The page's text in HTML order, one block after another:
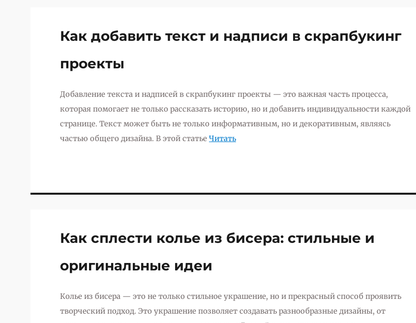
Как добавить текст и надписи в скрапбукинг
проекты
Добавление текста и надписей в скрапбукинг проекты — это важная часть процесса,
которая помогает не только рассказать историю, но и добавить индивидуальности каждой
странице. Текст может быть не только информативным, но и декоративным, являясь
частью общего дизайна. В этой статье Читать
Как сплести колье из бисера: стильные и
оригинальные идеи
Колье из бисера — это не только стильное украшение, но и прекрасный способ проявить
творческий подход. Это украшение позволяет создавать разнообразные дизайны, от